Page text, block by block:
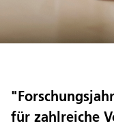
für zahlreiche